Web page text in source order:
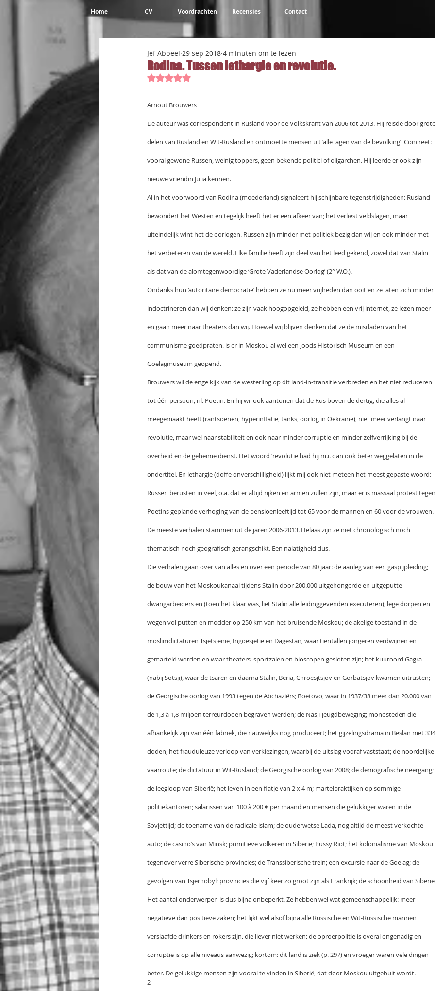
Home CV Voordrachten Recensies Contact
Rodina. Tussen lethargie en revolutie.
Jef Abbeel 29 sep 2018 4 minuten om te lezen
Beoordeeld met NaN uit 5 sterren.
Arnout Brouwers
De auteur was correspondent in Rusland voor de Volkskrant van 2006 tot 2013. Hij reisde door grote
delen van Rusland en Wit-Rusland en ontmoette mensen uit ‘alle lagen van de bevolking’. Concreet:
vooral gewone Russen, weinig toppers, geen bekende politici of oligarchen. Hij leerde er ook zijn
nieuwe vriendin Julia kennen.
Al in het voorwoord van Rodina (moederland) signaleert hij schijnbare tegenstrijdigheden: Rusland
bewondert het Westen en tegelijk heeft het er een afkeer van; het verliest veldslagen, maar
uiteindelijk wint het de oorlogen. Russen zijn minder met politiek bezig dan wij en ook minder met
het verbeteren van de wereld. Elke familie heeft zijn deel van het leed gekend, zowel dat van Stalin
als dat van de alomtegenwoordige ‘Grote Vaderlandse Oorlog’ (2° W.O.).
Ondanks hun ‘autoritaire democratie’ hebben ze nu meer vrijheden dan ooit en ze laten zich minder
indoctrineren dan wij denken: ze zijn vaak hoogopgeleid, ze hebben een vrij internet, ze lezen meer
en gaan meer naar theaters dan wij. Hoewel wij blijven denken dat ze de misdaden van het
communisme goedpraten, is er in Moskou al wel een Joods Historisch Museum en een
Goelagmuseum geopend.
Brouwers wil de enge kijk van de westerling op dit land-in-transitie verbreden en het niet reduceren
tot één persoon, nl. Poetin. En hij wil ook aantonen dat de Rus boven de dertig, die alles al
meegemaakt heeft (rantsoenen, hyperinflatie, tanks, oorlog in Oekraïne), niet meer verlangt naar
revolutie, maar wel naar stabiliteit en ook naar minder corruptie en minder zelfverrijking bij de
overheid en de geheime dienst. Het woord ‘revolutie had hij m.i. dan ook beter weggelaten in de
ondertitel. En lethargie (doffe onverschilligheid) lijkt mij ook niet meteen het meest gepaste woord:
Russen berusten in veel, o.a. dat er altijd rijken en armen zullen zijn, maar er is massaal protest tegen
Poetins geplande verhoging van de pensioenleeftijd tot 65 voor de mannen en 60 voor de vrouwen.
De meeste verhalen stammen uit de jaren 2006-2013. Helaas zijn ze niet chronologisch noch
thematisch noch geografisch gerangschikt. Een nalatigheid dus.
Die verhalen gaan over van alles en over een periode van 80 jaar: de aanleg van een gaspijpleiding;
de bouw van het Moskoukanaal tijdens Stalin door 200.000 uitgehongerde en uitgeputte
dwangarbeiders en (toen het klaar was, liet Stalin alle leidinggevenden executeren); lege dorpen en
wegen vol putten en modder op 250 km van het bruisende Moskou; de akelige toestand in de
moslimdictaturen Tsjetsjenië, Ingoesjetië en Dagestan, waar tientallen jongeren verdwijnen en
gemarteld worden en waar theaters, sportzalen en bioscopen gesloten zijn; het kuuroord Gagra
(nabij Sotsji), waar de tsaren en daarna Stalin, Beria, Chroesjtsjov en Gorbatsjov kwamen uitrusten;
de Georgische oorlog van 1993 tegen de Abchaziërs; Boetovo, waar in 1937/38 meer dan 20.000 van
de 1,3 à 1,8 miljoen terreurdoden begraven werden; de Nasji-jeugdbeweging; monosteden die
afhankelijk zijn van één fabriek, die nauwelijks nog produceert; het gijzelingsdrama in Beslan met 334
doden; het frauduleuze verloop van verkiezingen, waarbij de uitslag vooraf vaststaat; de noordelijke
vaarroute; de dictatuur in Wit-Rusland; de Georgische oorlog van 2008; de demografische neergang;
de leegloop van Siberië; het leven in een flatje van 2 x 4 m; martelpraktijken op sommige
politiekantoren; salarissen van 100 à 200 € per maand en mensen die gelukkiger waren in de
Sovjettijd; de toename van de radicale islam; de ouderwetse Lada, nog altijd de meest verkochte
auto; de casino’s van Minsk; primitieve volkeren in Siberië; Pussy Riot; het kolonialisme van Moskou
tegenover verre Siberische provincies; de Transsiberische trein; een excursie naar de Goelag; de
gevolgen van Tsjernobyl; provincies die vijf keer zo groot zijn als Frankrijk; de schoonheid van
Het aantal onderwerpen is dus bijna onbeperkt. Ze hebben wel wat gemeenschappelijk: meer
negatieve dan positieve zaken; het lijkt wel alsof bijna alle Russische en Wit-Russische mannen
verslaafde drinkers en rokers zijn, die liever niet werken; de oproerpolitie is overal ongenadig en
corruptie is op alle niveaus aanwezig; kortom: dit land is ziek (p. 297) en vroeger waren vele dingen
beter. De gelukkige mensen zijn vooral te vinden in Siberië, dat door Moskou uitgebuit wordt.
2